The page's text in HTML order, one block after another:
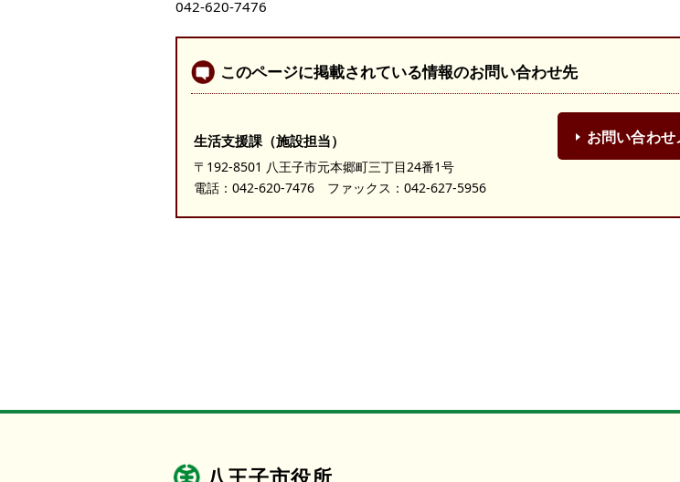
042-620-7476
このページに掲載されている情報のお問い合わせ先
生活支援課（施設担当）
〒192-8501 八王子市元本郷町三丁目24番1号
電話： 042-620-7476 ファックス：042-627-5956
お問い合わ